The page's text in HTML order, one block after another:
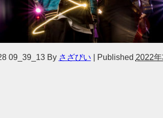
09_39_13 By さざびい Published 2022